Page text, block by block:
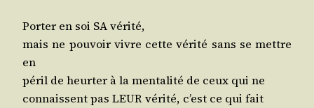
Por­ter en soi SA vérité,
mais ne pou­voir vivre cette véri­té sans se mettre
en
péril de heur­ter à la men­ta­li­té de ceux qui ne
connaissent pas LEUR véri­té, c’est ce qui fait